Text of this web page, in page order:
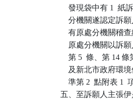
發現袋中有 1
分機關遂認定訴
有原處分機關稽
原處分機關以訴
第 5  條、第 14
及新北市政府環
準第 2  點附表 1
五、至訴願人主張